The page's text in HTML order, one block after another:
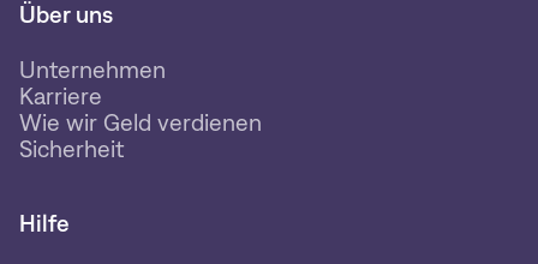
Über uns
Unternehmen
Karriere
Wie wir Geld verdienen
Sicherheit
Hilfe